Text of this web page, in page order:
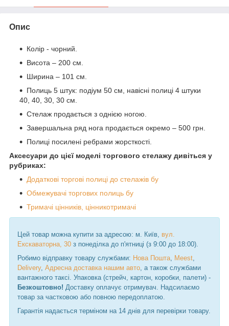
Опис
Колір - чорний.
Висота – 200 см.
Ширина – 101 см.
Полиць 5 штук: подіум 50 см, навісні полиці 4 штуки
40, 40, 30, 30 см.
Стелаж продається з однією ногою.
Завершальна ряд нога продається окремо – 500 грн.
Полиці посилені ребрами жорсткості.
Аксесуари до цієї моделі торгового стелажу дивіться у
рубриках:
Додаткові торгові полиці до стелажів бу
Обмежувачі торгових полиць бу
Тримачі цінників, цінникотримачі
Цей товар можна купити за адресою: м. Київ, вул.
Екскаваторна, 30 з понеділка до п'ятниці (з 9:00 до 18:00).
Робимо відправку товару службами: Нова Пошта Meest
Delivery, Адресна доставка нашим авто , а також службами
вантажного таксі. Упаковка (стрейч, картон, коробки, палети) -
Безкоштовно! Доставку оплачує отримувач. Надсилаємо
товар за частковою або повною передоплатою.
Гарантія надається терміном на 14 днів для перевірки товару.